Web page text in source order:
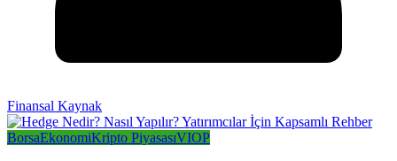
Finansal Kaynak
BorsaEkonomiKripto PiyasasıVIOP